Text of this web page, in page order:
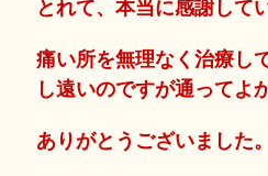
とれて、本当に感謝して
痛い所を無理なく治療し
し遠いのですが通ってよ
ありがとうございました。